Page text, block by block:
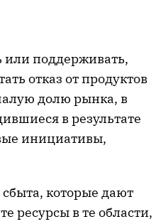
или поддерживать,
отказ от продуктов
долю рынка, в
в результате
инициативы,
которые дают
ресурсы в те области,